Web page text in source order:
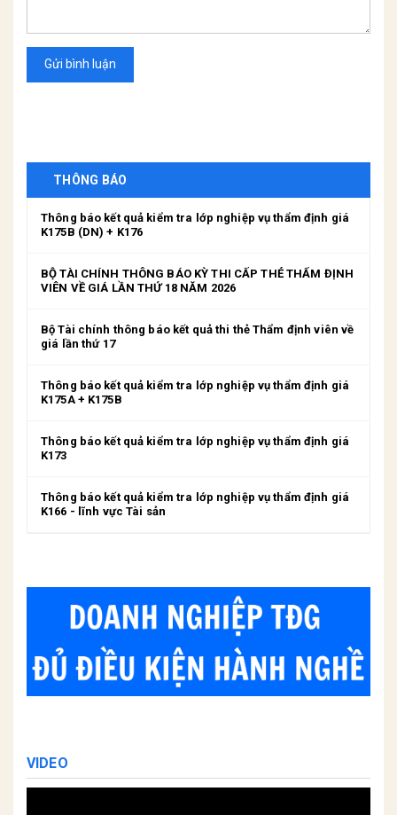
Gửi bình luận
THÔNG BÁO
Thông báo kết quả kiểm tra lớp nghiệp vụ thẩm định giá
K175B (DN) + K176
BỘ TÀI CHÍNH THÔNG BÁO KỲ THI CẤP THẺ THẨM ĐỊNH
VIÊN VỀ GIÁ LẦN THỨ 18 NĂM 2026
Bộ Tài chính thông báo kết quả thi thẻ Thẩm định viên về
giá lần thứ 17
Thông báo kết quả kiểm tra lớp nghiệp vụ thẩm định giá
K175A + K175B
Thông báo kết quả kiểm tra lớp nghiệp vụ thẩm định giá
K173
Thông báo kết quả kiểm tra lớp nghiệp vụ thẩm định giá
K166 - lĩnh vực Tài sản
VIDEO